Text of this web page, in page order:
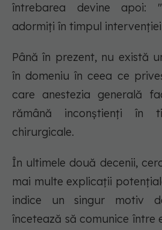
întrebarea devine apoi:
adormiți în timpul
Până în prezent, nu există
în domeniu în ceea ce
care anestezia generală
rămână inconștienți în
chirurgicale.
În ultimele două decenii,
mai multe explicații
indice un singur motiv
încetează să comunice între